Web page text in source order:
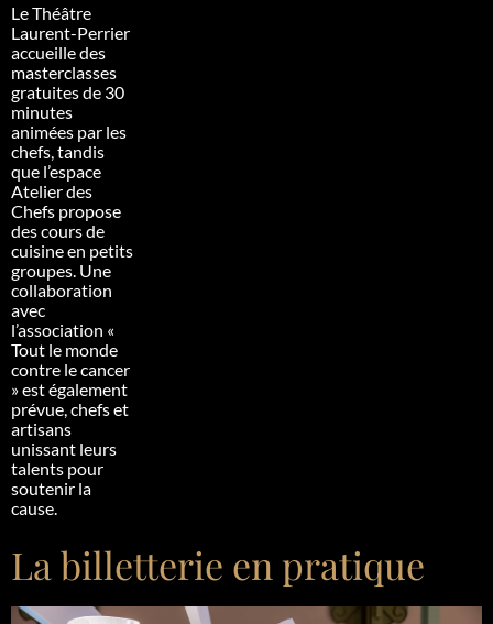
Le Théâtre
Laurent-Perrier
accueille des
masterclasses
gratuites de 30
minutes
animées par les
chefs, tandis
que l’espace
Atelier des
Chefs propose
des cours de
cuisine en petits
groupes. Une
collaboration
avec
l’association «
Tout le monde
contre le cancer
» est également
prévue, chefs et
artisans
unissant leurs
talents pour
soutenir la
cause.
La billetterie en pratique